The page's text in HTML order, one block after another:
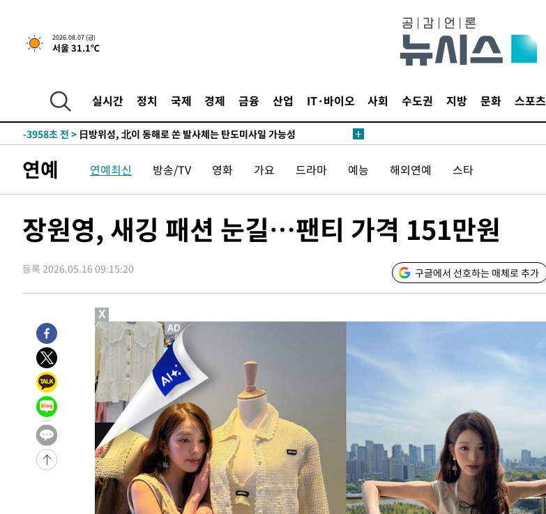
2026.08.07 (금)
서울 31.1℃
실시간 정치 국제 경제 금융 산업 IT·바이오 사회 수도권 지방 문화 스포츠
-21700초 전 >'월드컵 탈락 후폭풍' 축구협회…11시간 걸린 초유의 압수수색(종
합)
-21136초 전 >[속보] 뉴욕증시, 혼조 출발…나스닥 0.3%↓, 다우 0.14%↑
-18614초 전 >
경찰, '홍명보는 2순위' 결론냈던 스포츠윤리센터도 압수수색
-4210초 전 >
-3958초 전 > 日방위성, 北이 동해로 쏜 발사체는 탄도미사일 가능성
-1794초 전 >
[속보]합참 "북, 동해상으로 미상 발사체 발사"
-1190초 전 >'낮 최고 39도' 불볕더위…한밤 열대야도 계속[내일날씨]
-811초 전 > "韓 외환시장 개입 관측 배경엔 美의 대한국 무역적자 있어"
-478초 전 >서울 낮 37.9도, 올여름 최고치 경신…영등포 순간 '40도'
-40초 전 >[속보]종합특검, 대검 추가 압수수색…내란 중요임무종사 혐의
[속보]코스닥, 800p 회복…0.26% 오른 801.67 마감
1시간 전 >
[속보]코스피, 301.88포인트(4.58%) 내린 6296.38 마감
1시간 전 >
[속보]원·달러 환율, 0.7원 내린 1423.8원 마감
1시간 전 >
"여기 떨어졌다"…다누리, 스페이스X 로켓 달 충돌 흔적 포착
2시간 전 >
손흥민, 5경기 연속골 실패…LAFC는 승부차기 끝 과달라하라 격파
4시간 전 >
내일까지 39도 '펄펄'…기상청 "태풍 지나며 폭염 잠시 꺾인다"
-21700초 전 >
'월드컵 탈락 후폭풍' 축구협회…11시간 걸린 초유의 압수수색(종
-21136초 전 >
[속보] 뉴욕증시, 혼조 출발…나스닥 0.3%↓, 다우 0.14%↑
-19929초 전 >
축구협회, 15년 전 심판 성 접대 파문에 "현재는 내부 지침 준수"
경찰, '홍명보는 2순위' 결론냈던 스포츠윤리센터도 압수수색
[속보]합참 "北 발사체는 단거리탄도미사일…감시·경계태세 강화"
연예 연예최신 방송/TV 영화 가요 드라마 예능 해외연예 스타
장원영, 새깅 패션 눈길…팬티 가격 151만원
등록 2026.05.16 09:15:20 구글에서 선호하는 매체로 추가
X